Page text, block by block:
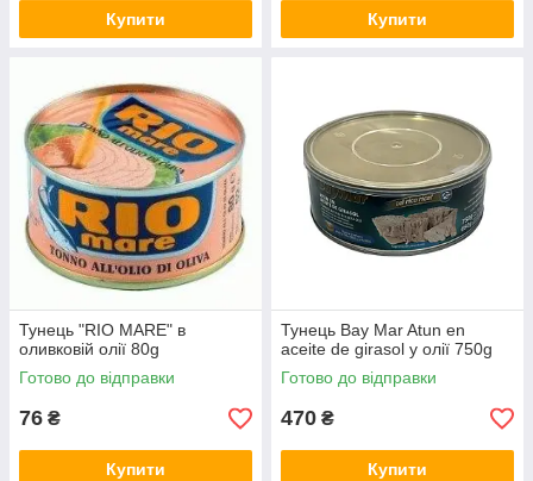
Купити Купити
Тунець "RIO MARE" в
оливковій олії 80g
Готово до відправки
76 ₴
Купити
Тунець Bay Mar Atun en
aceite de girasol у олії 750g
Готово до відправки
470 ₴
Купити